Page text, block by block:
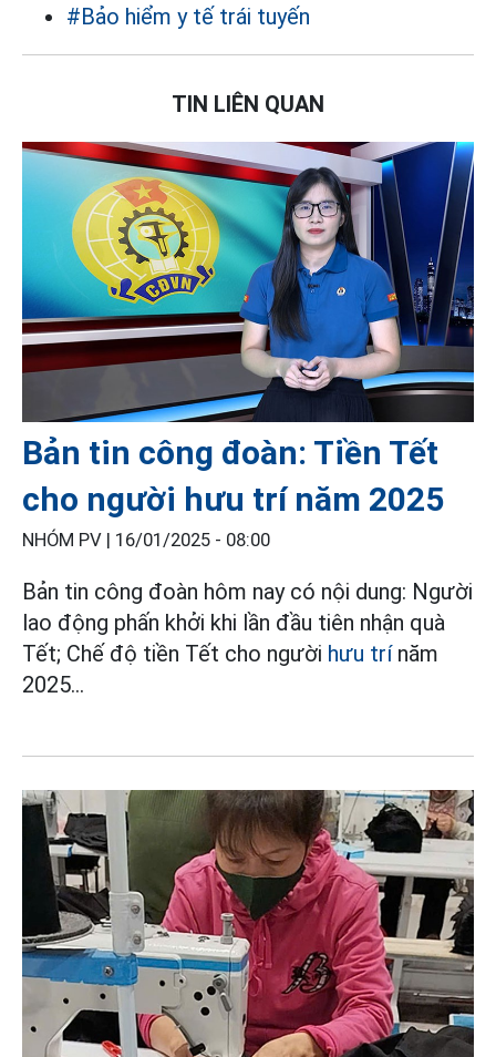
#Bảo hiểm y tế trái tuyến
TIN LIÊN QUAN
Bản tin công đoàn: Tiền Tết
cho người hưu trí năm 2025
NHÓM PV | 16/01/2025 - 08:00
Bản tin công đoàn hôm nay có nội dung: Người
lao động phấn khởi khi lần đầu tiên nhận quà
Tết; Chế độ tiền Tết cho người hưu trínăm
2025...